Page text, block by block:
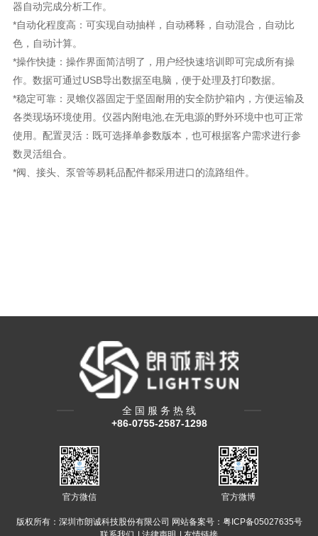
器自动完成分析工作。
*自动化程度高：可实现自动抽样，自动稀释，自动混合，自动比
色，自动计算。
*操作快捷：操作界面简洁明了，用户经快速培训即可完成所有操
作。数据可通过USB导出数据至电脑，便于处理及打印数据。
*稳定可靠：灵蟾仪器固定于坚固耐用的安全防护箱内，方便运输及
各类现场环境使用。仪器内附电池,在无电源的野外环境中也可正常
使用。配置灵活：既可选择单参数版本，也可根据客户需求进行参
数灵活组合。
*阀、接头、泵管等易耗品配件都采用进口的流路组件。
全 国 服 务 热 线
+86-0755-2587-1298
官方微博
官方微信
版权所有：深圳市朗诚科技股份有限公司 网站备案号： 粤ICP备05027635号